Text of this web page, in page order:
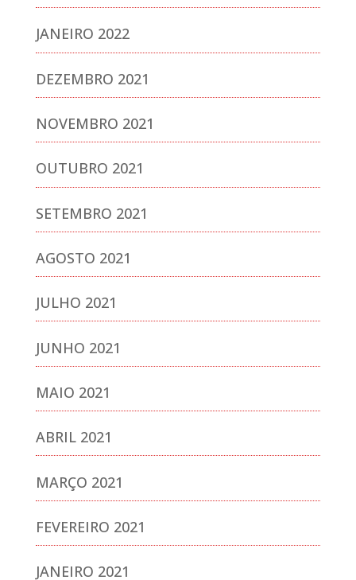
JANEIRO 2022
DEZEMBRO 2021
NOVEMBRO 2021
OUTUBRO 2021
SETEMBRO 2021
AGOSTO 2021
JULHO 2021
JUNHO 2021
MAIO 2021
ABRIL 2021
MARÇO 2021
FEVEREIRO 2021
JANEIRO 2021